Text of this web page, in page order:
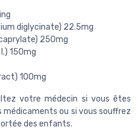
diglycinate) 22.5mg
250mg
150mg
100mg
votre médecin si vous êtes
ou si vous souffrez
des enfants.